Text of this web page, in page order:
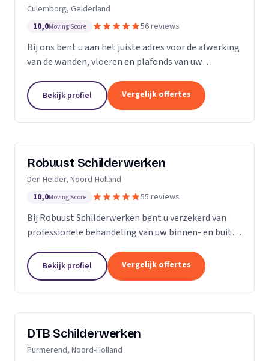
Culemborg, Gelderland
10,0Moving Score 56 reviews
Bij ons bent u aan het juiste adres voor de afwerking
van de wanden, vloeren en plafonds van uw
met ons team pakken we dan ook de klus vakkundig
aan...
Bekijk profiel Vergelijk offertes
Robuust Schilderwerken
Den Helder, Noord-Holland
10,0Moving Score 55 reviews
Bij Robuust Schilderwerken bent u verzekerd van
professionele behandeling van uw binnen- en buiten
als nieuwbouwwoningen, en alles daar tussen in.
Bij...
Bekijk profiel Vergelijk offertes
DTB Schilderwerken
Purmerend, Noord-Holland